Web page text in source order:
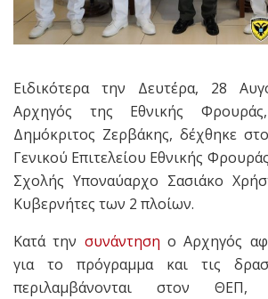
Ειδικότερα την Δευτέρα, 28
Αρχηγός της Εθνικής Φρουράς,
Δημόκριτος Ζερβάκης, δέχθηκε στο
Γενικού Επιτελείου Εθνικής
Σχολής Υποναύαρχο Σασιάκο
Κυβερνήτες των 2 πλοίων.
Κατά την συνάντηση ο Αρχηγός
για το πρόγραμμα και τις
περιλαμβάνονται στον ΘΕΠ,